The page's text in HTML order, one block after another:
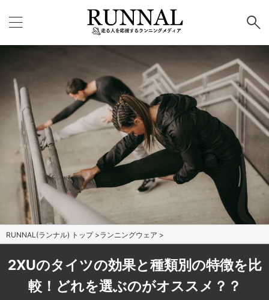
RUNNAL(ランナル) トップ >ランニングウェア >
2XUのタイツの効果と種類別の特徴を比
較！どれを選ぶのがオススメ？？